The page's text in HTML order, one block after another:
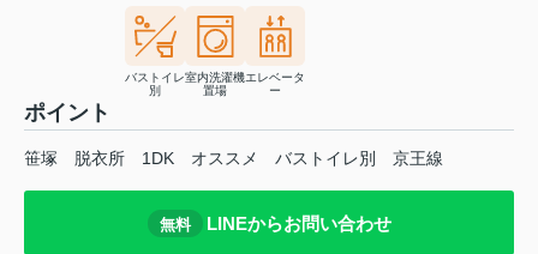
バストイレ
別
室内洗濯機
置場
エレベータ
ー
ポイント
笹塚 脱衣所 1DK オススメ バストイレ別 京王線
無料 LINEからお問い合わせ